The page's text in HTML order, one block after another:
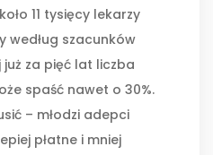
11 tysięcy lekarzy
według szacunków
już za pięć lat liczba
spaść nawet o 30%.
– młodzi adepci
płatne i mniej